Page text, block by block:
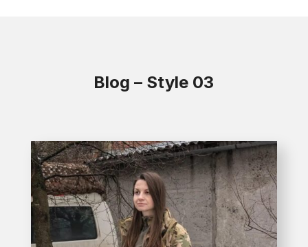
Blog – Style 03